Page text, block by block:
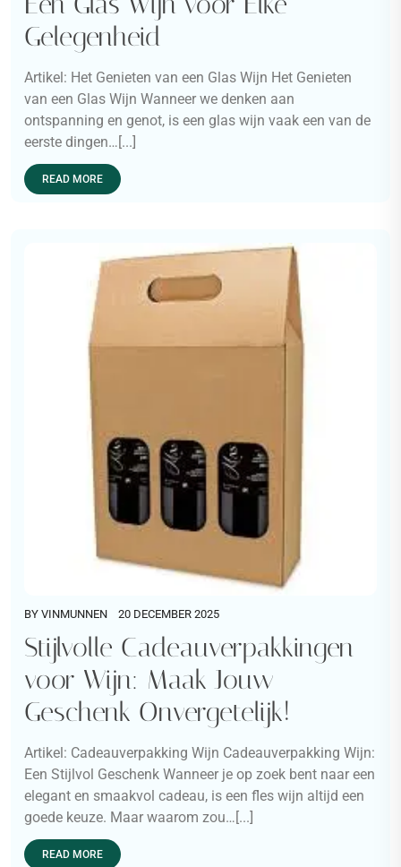
Gelegenheid
Artikel: Het Genieten van een Glas Wijn Het Genieten
van een Glas Wijn Wanneer we denken aan
ontspanning en genot, is een glas wijn vaak een van de
eerste dingen…[...]
READ MORE
BY VINMUNNEN 20 DECEMBER 2025
Stijlvolle Cadeauverpakkingen
voor Wijn: Maak Jouw
Geschenk Onvergetelijk!
Artikel: Cadeauverpakking Wijn Cadeauverpakking Wijn:
Een Stijlvol Geschenk Wanneer je op zoek bent naar een
elegant en smaakvol cadeau, is een fles wijn altijd een
goede keuze. Maar waarom zou…[...]
READ MORE